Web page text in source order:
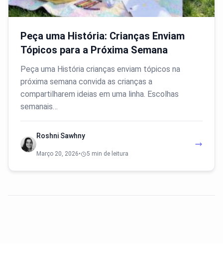
Peça uma História: Crianças Enviam
Tópicos para a Próxima Semana
Peça uma História crianças enviam tópicos na
próxima semana convida as crianças a
compartilharem ideias em uma linha. Escolhas
semanais…
Roshni Sawhny
Março 20, 2026• 5 min de leitura